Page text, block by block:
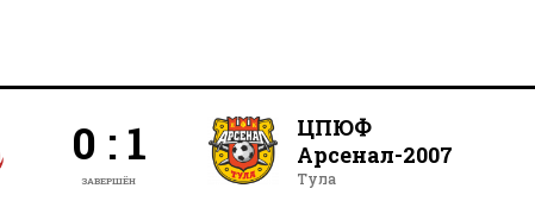
0 : 1
ЗАВЕРШЁН
ЦПЮФ
Арсенал-2007
Тула